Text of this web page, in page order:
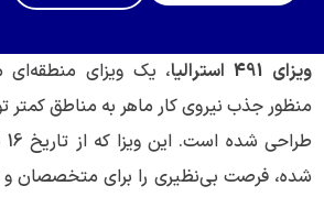
ویزای 491 استرالیا
، یک ویزای
منظور جذب نیروی کار ماهر به مناطق کمتر
شده، فرصت بی‌نظیری را برای متخصصان و